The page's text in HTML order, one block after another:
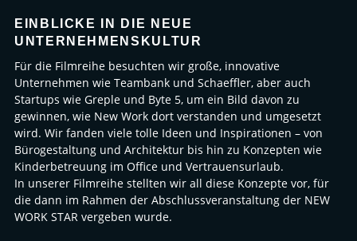
EINBLICKE IN DIE NEUE
UNTERNEHMENSKULTUR
Für die Filmreihe besuchten wir große, innovative
Unternehmen wie Teambank und Schaeffler, aber auch
Startups wie Greple und Byte 5, um ein Bild davon zu
gewinnen, wie New Work dort verstanden und umgesetzt
wird. Wir fanden viele tolle Ideen und Inspirationen – von
Bürogestaltung und Architektur bis hin zu Konzepten wie
Kinderbetreuung im Office und Vertrauensurlaub.
In unserer Filmreihe stellten wir all diese Konzepte vor, für
die dann im Rahmen der Abschlussveranstaltung der NEW
WORK STAR vergeben wurde.